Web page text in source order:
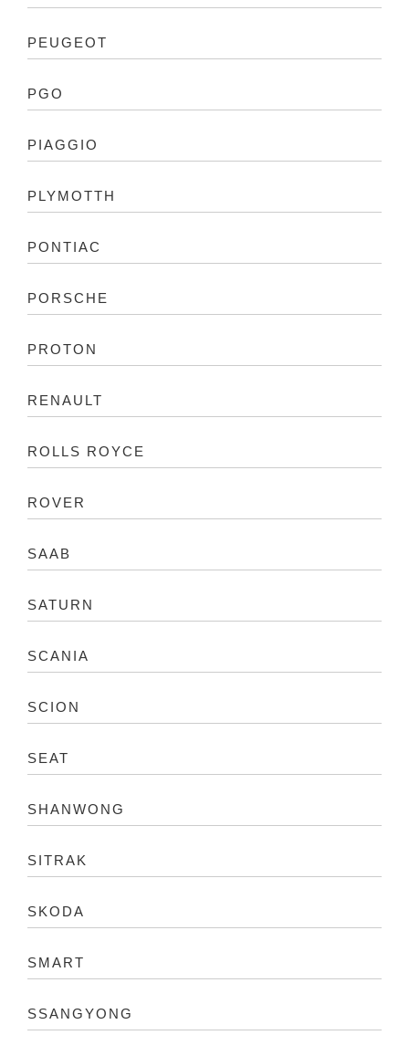
PEUGEOT
PGO
PIAGGIO
PLYMOTTH
PONTIAC
PORSCHE
PROTON
RENAULT
ROLLS ROYCE
ROVER
SAAB
SATURN
SCANIA
SCION
SEAT
SHANWONG
SITRAK
SKODA
SMART
SSANGYONG